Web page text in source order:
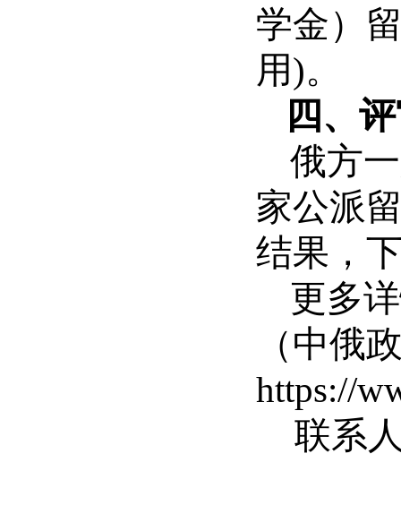
学金）
用)。
四、
俄方
家公派
结果，
更多
（中俄
https://
联系